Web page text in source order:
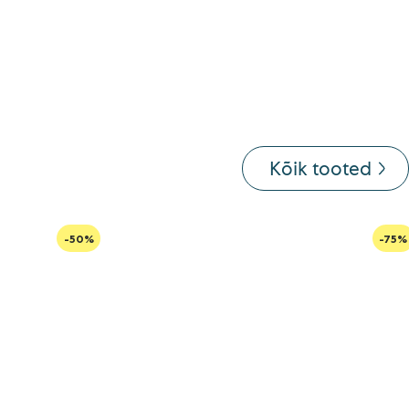
Kõik tooted
-50% -75%